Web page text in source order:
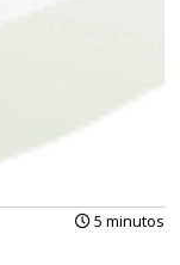
5 minutos